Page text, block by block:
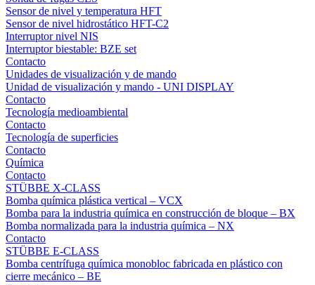
Sensor de nivel y temperatura HFT
Sensor de nivel hidrostático HFT-C2
Interruptor nivel NIS
Interruptor biestable: BZE set
Contacto
Unidades de visualización y de mando
Unidad de visualización y mando - UNI DISPLAY
Contacto
Tecnología medioambiental
Contacto
Tecnología de superficies
Contacto
Química
Contacto
STÜBBE X-CLASS
Bomba química plástica vertical – VCX
Bomba para la industria química en construcción de bloque – BX
Bomba normalizada para la industria química – NX
Contacto
STÜBBE E-CLASS
Bomba centrífuga química monobloc fabricada en plástico con
cierre mecánico – BE